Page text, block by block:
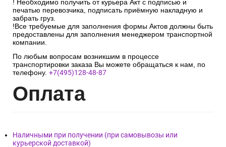
! Необходимо получить от курьера Акт с подписью и
печатью перевозчика, подписать приёмную накладную и
забрать груз.
!Все требуемые для заполнения формы Актов должны быть
предоставлены для заполнения менеджером транспортной
компании.
По любым вопросам возникшим в процессе
транспортировки заказа Вы можете обращаться к нам, по
телефону. +7(495)128-48-87
Оплата
Наличными при получении (при самовывозы или
курьерской доставкой)